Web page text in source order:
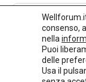
Normativa
I seminari di
Spazio ai
consenso,
nella
Puoi
delle
Usa il